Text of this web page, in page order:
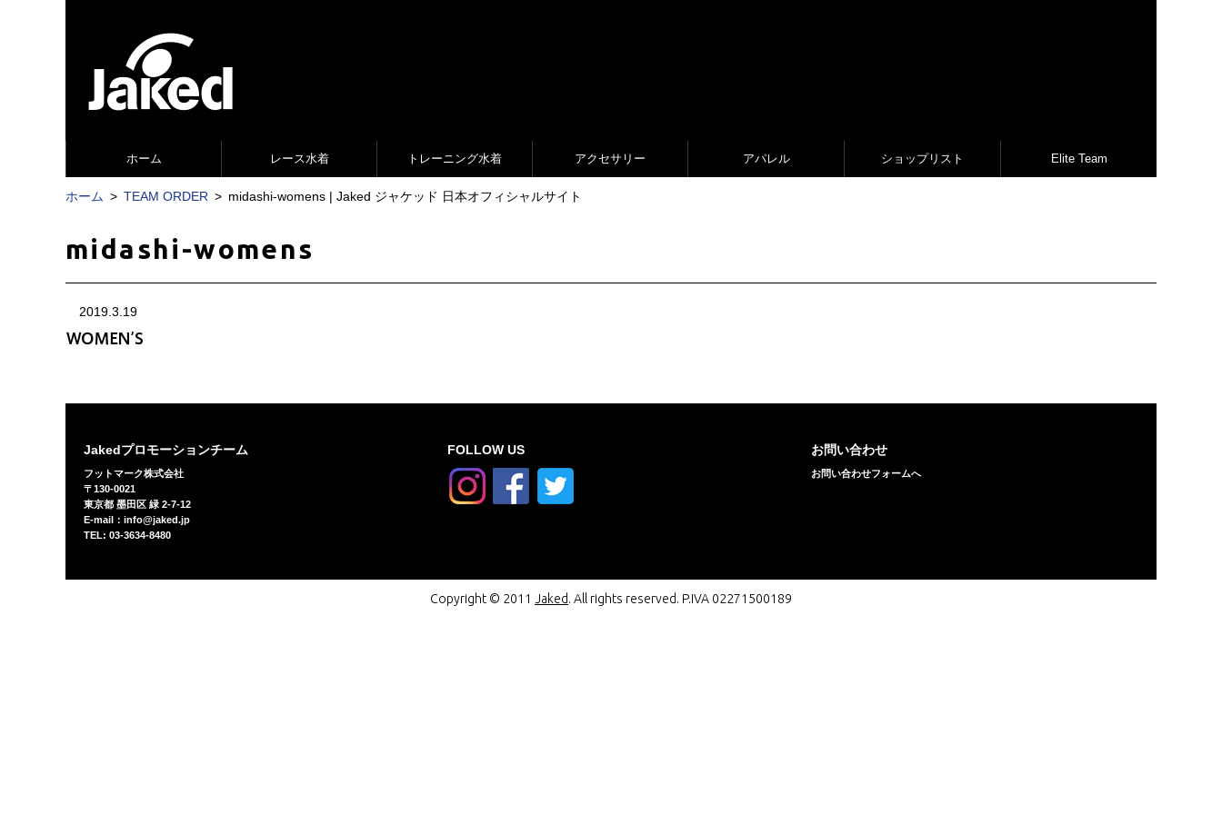
ホーム レース水着 トレーニング水着 アクセサリー アパレル ショップリスト Elite Team
ホーム TEAM ORDER midashi-womens | Jaked ジャケッド 日本オフィシャルサイト
midashi-womens
2019.3.19
Jakedプロモーションチーム
フットマーク株式会社
〒130-0021
東京都 墨田区 緑 2-7-12
E-mail：info@jaked.jp
TEL: 03-3634-8480
FOLLOW US お問い合わせ
お問い合わせフォームへ
Copyright © 2011 Jaked. All rights reserved. P.IVA 02271500189